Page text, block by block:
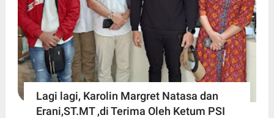
Lagi lagi, Karolin Margret Natasa dan
Erani,ST.MT ,di Terima Oleh Ketum PSI